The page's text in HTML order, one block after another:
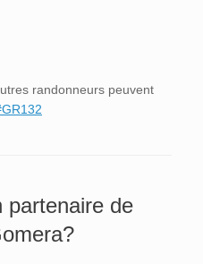
randonneurs peuvent
partenaire de